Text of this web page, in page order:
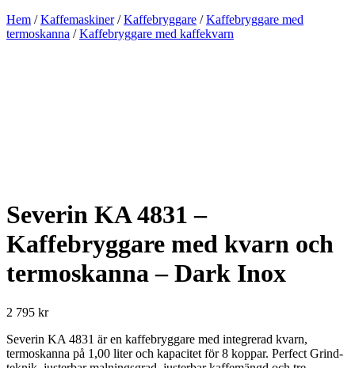
Hem /Kaffemaskiner/Kaffebryggare /Kaffebryggare med
termoskanna /Kaffebryggare med kaffekvarn
Severin KA 4831 –
Kaffebryggare med kvarn och
termoskanna – Dark Inox
2 795 kr
Severin KA 4831 är en kaffebryggare med integrerad kvarn,
termoskanna på 1,00 liter och kapacitet för 8 koppar. Perfect Grind-